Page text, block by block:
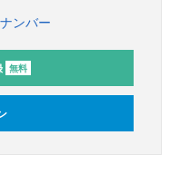
ンバー
無料